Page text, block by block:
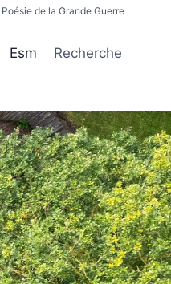
de la Grande Guerre
Esm Recherche